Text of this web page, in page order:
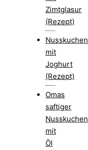
Zimtglasur
(Rezept)
Nusskuchen
mit
Joghurt
(Rezept)
Omas
saftiger
Nusskuchen
mit
Öl